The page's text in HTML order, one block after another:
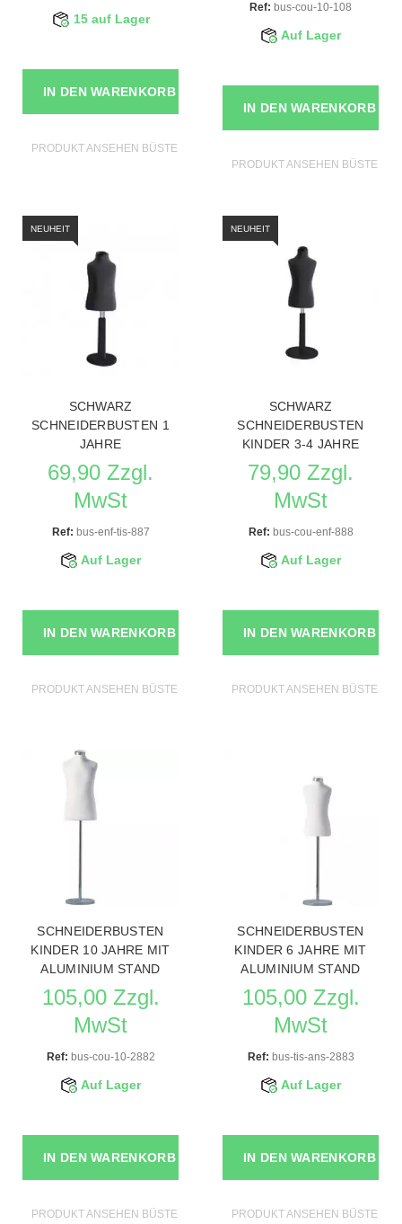
15 auf Lager
IN DEN WARENKORB
PRODUKT ANSEHEN BÜSTEN SCHAUFENSTERPUPPEN
Ref: bus-cou-10-108
Auf Lager
IN DEN WARENKORB
PRODUKT ANSEHEN BÜSTEN
NEUHEIT
SCHWARZ
SCHNEIDERBUSTEN 1
JAHRE
69,90 Zzgl.
MwSt
Ref: bus-enf-tis-887
Auf Lager
IN DEN WARENKORB
PRODUKT ANSEHEN BÜSTEN SCHAUFENSTERPUPPEN
NEUHEIT
SCHWARZ
SCHNEIDERBUSTEN
KINDER 3-4 JAHRE
79,90 Zzgl.
MwSt
Ref: bus-cou-enf-888
Auf Lager
IN DEN WARENKORB
PRODUKT ANSEHEN BÜSTEN
SCHNEIDERBUSTEN
KINDER 10 JAHRE MIT
ALUMINIUM STAND
105,00 Zzgl.
MwSt
Ref: bus-cou-10-2882
Auf Lager
IN DEN WARENKORB
PRODUKT ANSEHEN BÜSTEN SCHAUFENSTERPUPPEN
SCHNEIDERBUSTEN
KINDER 6 JAHRE MIT
ALUMINIUM STAND
105,00 Zzgl.
MwSt
Ref: bus-tis-ans-2883
Auf Lager
IN DEN WARENKORB
PRODUKT ANSEHEN BÜSTEN